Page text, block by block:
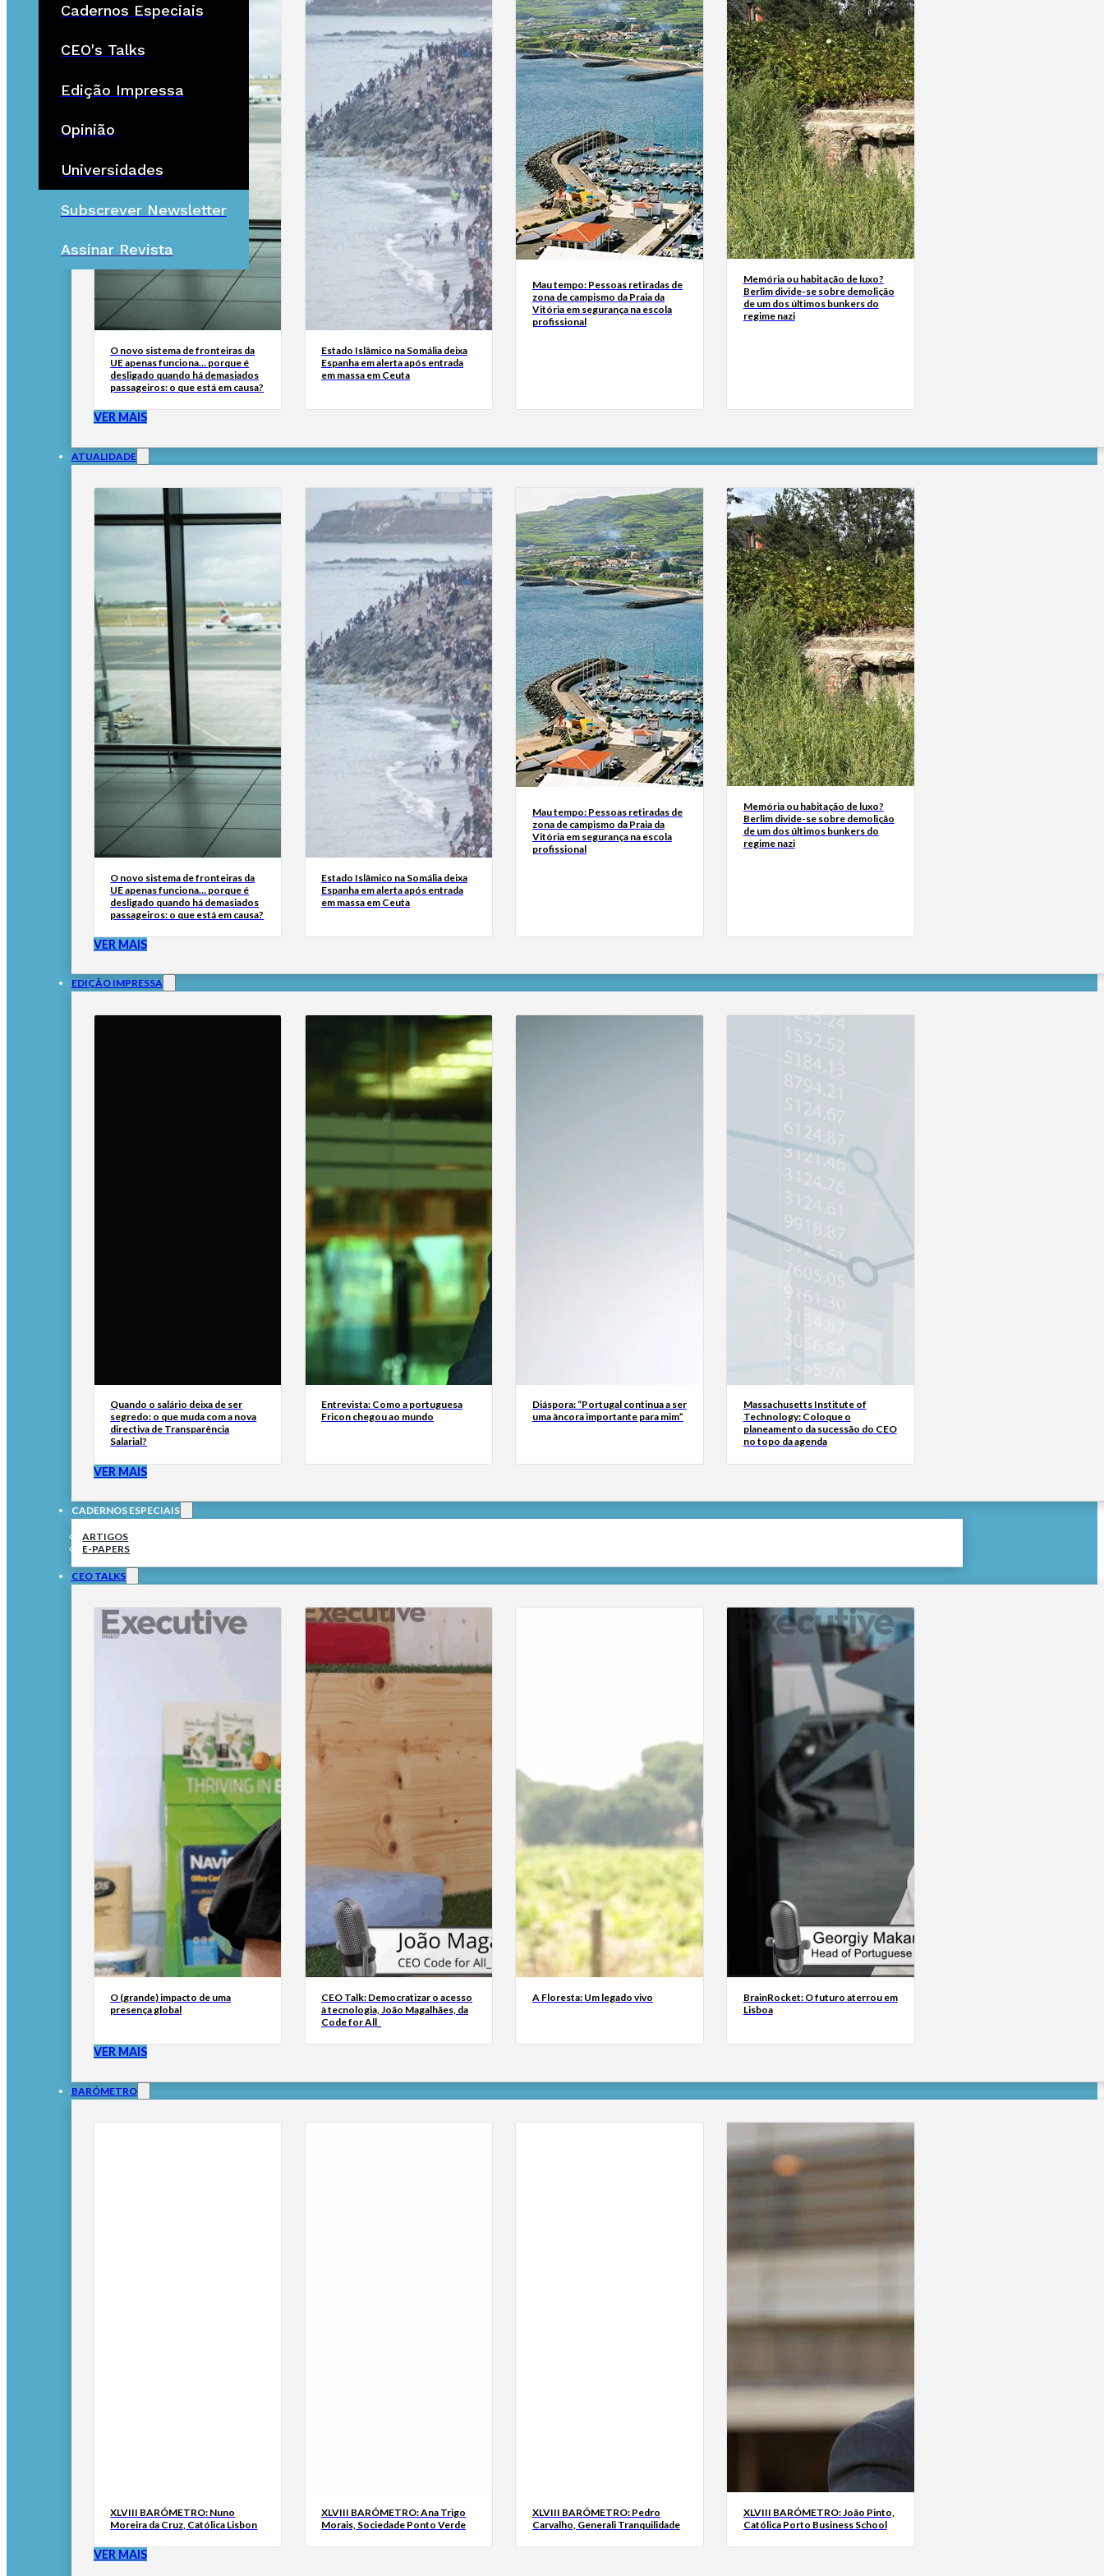
Cadernos Especiais
CEO's Talks
Edição Impressa
Opinião
Universidades
Subscrever Newsletter
Assinar Revista
O novo sistema de fronteiras da
UE apenas funciona… porque é
desligado quando há demasiados
passageiros: o que está em causa?
Estado Islâmico na Somália deixa
Espanha em alerta após entrada
em massa em Ceuta
Mau tempo: Pessoas retiradas de
zona de campismo da Praia da
Vitória em segurança na escola
profissional
Memória ou habitação de luxo?
Berlim divide-se sobre demolição
de um dos últimos bunkers do
regime nazi
VER MAIS
ATUALIDADE
O novo sistema de fronteiras da
UE apenas funciona… porque é
desligado quando há demasiados
passageiros: o que está em causa?
Estado Islâmico na Somália deixa
Espanha em alerta após entrada
em massa em Ceuta
Mau tempo: Pessoas retiradas de
zona de campismo da Praia da
Vitória em segurança na escola
profissional
Memória ou habitação de luxo?
Berlim divide-se sobre demolição
de um dos últimos bunkers do
regime nazi
VER MAIS
EDIÇÃO IMPRESSA
Quando o salário deixa de ser
segredo: o que muda com a nova
directiva de Transparência
Salarial?
Entrevista: Como a portuguesa
Fricon chegou ao mundo
Diáspora: “Portugal continua a ser
uma âncora importante para mim”
Massachusetts Institute of
Technology: Coloque o
planeamento da sucessão do CEO
no topo da agenda
VER MAIS
CADERNOS ESPECIAIS
ARTIGOS
E-PAPERS
CEO TALKS
O (grande) impacto de uma
presença global
CEO Talk: Democratizar o acesso
à tecnologia, João Magalhães, da
Code for All_
A Floresta: Um legado vivo
BrainRocket: O futuro aterrou em
Lisboa
VER MAIS
BARÓMETRO
XLVIII BARÓMETRO: Nuno
Moreira da Cruz, Católica Lisbon
XLVIII BARÓMETRO: Ana Trigo
Morais, Sociedade Ponto Verde
XLVIII BARÓMETRO: Pedro
Carvalho, Generali Tranquilidade
XLVIII BARÓMETRO: João Pinto,
Católica Porto Business School
VER MAIS